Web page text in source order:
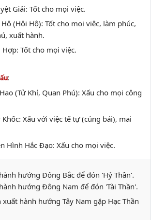
Giải: Tốt cho mọi việc.
(Hội Hộ): Tốt cho mọi việc, làm phúc,
xuất hành.
Hợp: Tốt cho mọi việc.
:
(Tử Khí, Quan Phú): Xấu cho mọi công
Khốc: Xấu với việc tế tự (cúng bái), mai
Hình Hắc Đạo: Xấu cho mọi việc.
hướng Đông Bắc để đón 'Hỷ Thần'.
hướng Đông Nam để đón 'Tài Thần'.
xuất hành hướng Tây Nam gặp Hạc Thần